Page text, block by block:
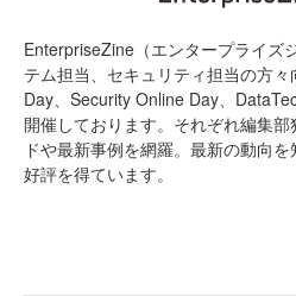
EnterpriseZine（エンタープライズ
テム担当、セキュリティ担当の方
Day、Security Online Day、
開催しております。それぞれ編集
ドや最新事例を網羅。最新の動向を
好評を得ています。